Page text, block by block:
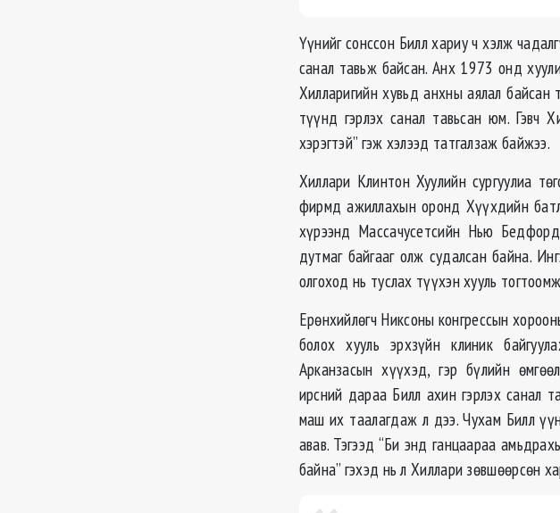
Үүнийг сонссон Билл хариу ч хэлж
санал тавьж байсан. Анх 1973 онд
Хилларигийн хувьд анхны аялал
түүнд гэрлэх санал тавьсан юм. Гэвч
хэрэгтэй” гэж хэлээд татгалзаж байжээ.
Хиллари Клинтон Хуулийн сургуулиа
фирмд ажиллахын оронд Хүүхдийн
хүрээнд Массачусетсийн Нью
дутмаг байгааг олж судалсан байна.
олгоход нь туслах түүхэн хууль
Ерөнхийлөгч Никсоны конгрессын
болох хууль эрхзүйн клиник
Арканзасын хүүхэд, гэр бүлийн
ирсний дараа Билл ахин гэрлэх санал
маш их таалагдаж л дээ. Чухам Билл
авав. Тэгээд “Би энд ганцаараа
байна” гэхэд нь л Хиллари зөвшөөрсөн